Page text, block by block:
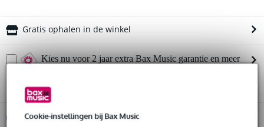
Cookie-instellingen bij Bax Music
Gratis ophalen in de winkel
Kies nu voor 2 jaar extra Bax Music garantie en meer
€ 51,45 eenmalig
Huur dit product